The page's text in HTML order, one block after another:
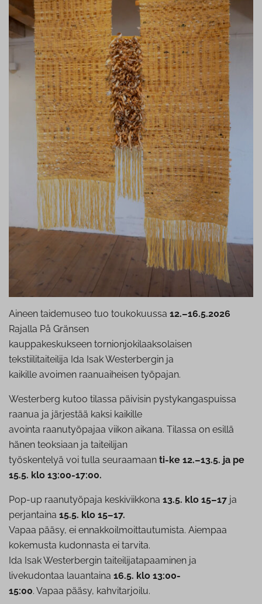
Aineen taidemuseo tuo toukokuussa 12.–16.5.2026
Rajalla På Gränsen
kauppakeskukseen tornionjokilaaksolaisen
tekstiilitaiteilija Ida Isak Westerbergin ja
kaikille avoimen raanuaiheisen työpajan.
Westerberg kutoo tilassa päivisin pystykangaspuissa
raanua ja järjestää kaksi kaikille
avointa raanutyöpajaa viikon aikana. Tilassa on esillä
hänen teoksiaan ja taiteilijan
työskentelyä voi tulla seuraamaan ti-ke 12.–13.5. ja pe
15.5. klo 13:00-17:00.
Pop-up raanutyöpaja keskiviikkona 13.5. klo 15–17 ja
perjantaina 15.5. klo 15–17.
Vapaa pääsy, ei ennakkoilmoittautumista. Aiempaa
kokemusta kudonnasta ei tarvita.
Ida Isak Westerbergin taiteilijatapaaminen ja
livekudontaa lauantaina 16.5. klo 13:00-
15:00. Vapaa pääsy, kahvitarjoilu.